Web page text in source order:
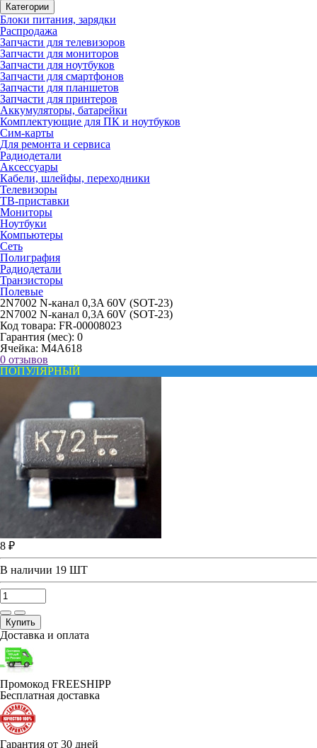
Категории
Блоки питания, зарядки
Распродажа
Запчасти для телевизоров
Запчасти для мониторов
Запчасти для ноутбуков
Запчасти для смартфонов
Запчасти для планшетов
Запчасти для принтеров
Аккумуляторы, батарейки
Комплектующие для ПК и ноутбуков
Сим-карты
Для ремонта и сервиса
Радиодетали
Аксессуары
Кабели, шлейфы, переходники
Телевизоры
ТВ-приставки
Мониторы
Ноутбуки
Компьютеры
Сеть
Полиграфия
Радиодетали
Транзисторы
Полевые
2N7002 N-канал 0,3A 60V (SOT-23)
2N7002 N-канал 0,3A 60V (SOT-23)
Код товара: FR-00008023
Гарантия (мес): 0
Ячейка: M4A618
0 отзывов
ПОПУЛЯРНЫЙ
8 ₽
В наличии 19 ШТ
Купить
Доставка и оплата
Промокод FREESHIPP
Бесплатная доставка
Гарантия от 30 дней